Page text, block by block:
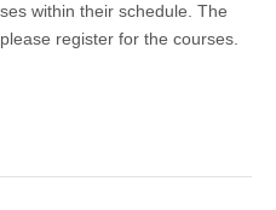
within their schedule. The
register for the courses.